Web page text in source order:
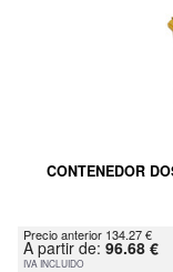
CONTENEDOR
Precio anterior 134.27 €
A partir de: 96.68 €
IVA INCLUIDO